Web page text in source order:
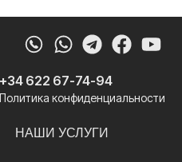
Whatsapp
Telegram
+34 622 67-74-94
Политика конфиденциальности
НАШИ УСЛУГИ